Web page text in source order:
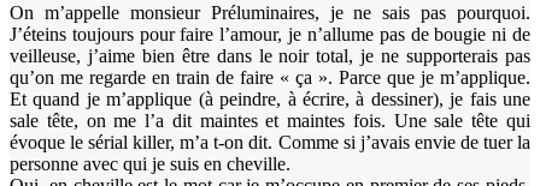
On m’appelle monsieur Préluminaires, je ne sais pas pourquoi.
J’éteins toujours pour faire l’amour, je n’allume pas de bougie ni de
veilleuse, j’aime bien être dans le noir total, je ne supporterais pas
qu’on me regarde en train de faire « ça ». Parce que je m’applique.
Et quand je m’applique (à peindre, à écrire, à dessiner), je fais une
sale tête, on me l’a dit maintes et maintes fois. Une sale tête qui
évoque le sérial killer, m’a t-on dit. Comme si j’avais envie de tuer la
personne avec qui je suis en cheville.